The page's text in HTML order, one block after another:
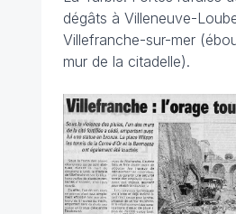
dégâts à Villeneuve-
Villefranche-sur-mer
mur de la citadelle).